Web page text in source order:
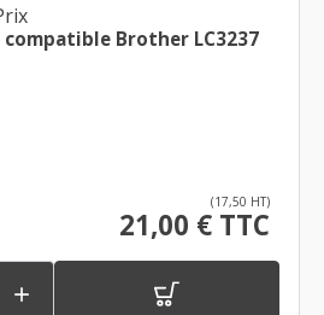
Brother LC3237
(17,50 HT)
21,00 € TTC
